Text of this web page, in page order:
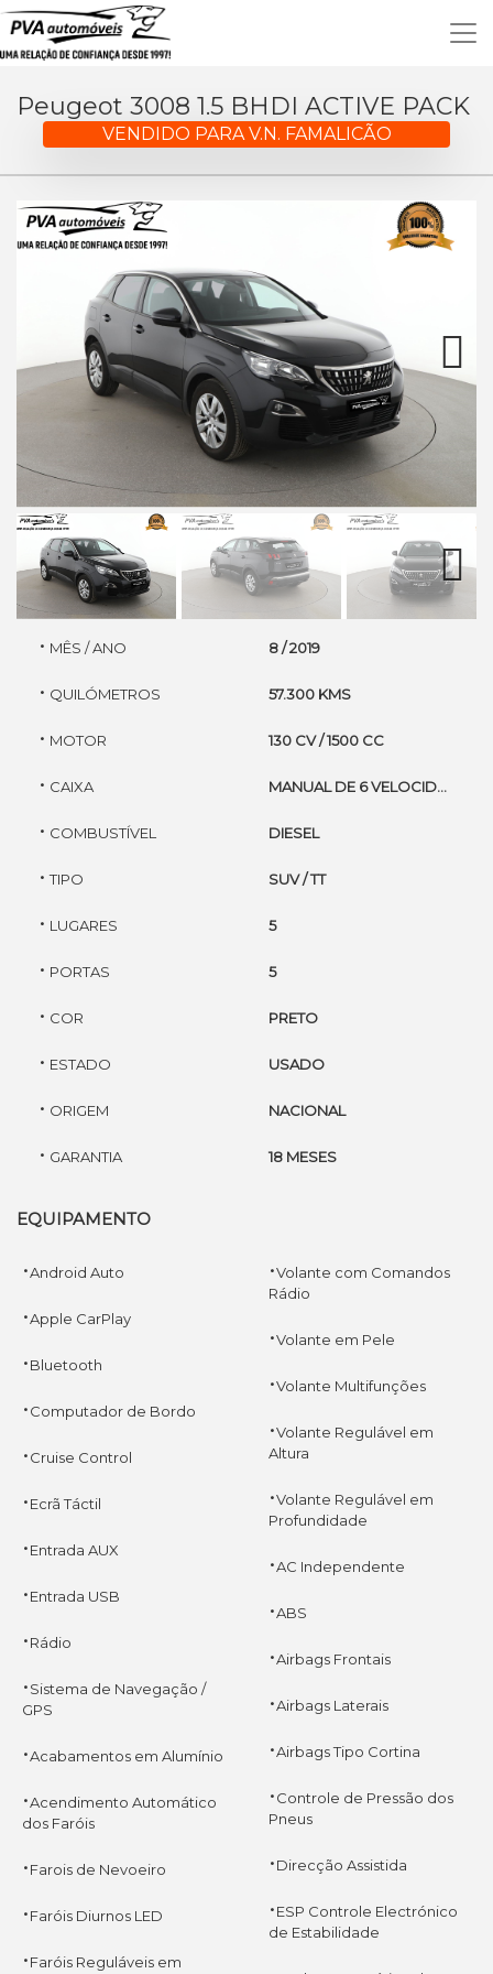
Peugeot 3008 1.5 BHDI ACTIVE PACK
VENDIDO PARA V.N. FAMALICÃO
Next
Next
· MÊS / ANO
· QUILÓMETROS
· MOTOR
· CAIXA
· COMBUSTÍVEL
· TIPO
· LUGARES
· PORTAS
· COR
· ESTADO
· ORIGEM
· GARANTIA
8 / 2019
57.300 KMS
130 CV / 1500 CC
MANUAL DE 6 VELOCIDADES
DIESEL
SUV / TT
5
5
PRETO
USADO
NACIONAL
18 MESES
EQUIPAMENTO
·Android Auto
·Apple CarPlay
·Bluetooth
·Computador de Bordo
·Cruise Control
·Ecrã Táctil
·Entrada AUX
·Entrada USB
·Rádio
·Sistema de Navegação /
GPS
·Acabamentos em Alumínio
·Acendimento Automático
dos Faróis
·Farois de Nevoeiro
·Faróis Diurnos LED
·Faróis Reguláveis em
·Volante com Comandos
Rádio
·Volante em Pele
·Volante Multifunções
·Volante Regulável em
Altura
·Volante Regulável em
Profundidade
·AC Independente
·ABS
·Airbags Frontais
·Airbags Laterais
·Airbags Tipo Cortina
·Controle de Pressão dos
Pneus
·Direcção Assistida
·ESP Controle Electrónico
de Estabilidade